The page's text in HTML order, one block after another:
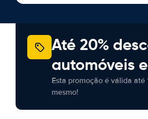
Até 20%
automóveis
Esta promoção é válida
mesmo!